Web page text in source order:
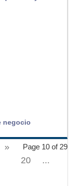
negocio
Page 10 of 29
»
20
...